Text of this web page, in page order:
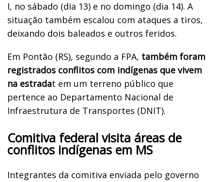
I, no sábado (dia 13) e no domingo (dia 14). A
situação também escalou com ataques a tiros,
deixando dois baleados e outros feridos.
Em Pontão (RS), segundo a FPA, também foram
registrados conflitos com indígenas que vivem
na estradat em um terreno público que
pertence ao Departamento Nacional de
Infraestrutura de Transportes (DNIT).
Comitiva federal visita áreas de
conflitos indígenas em MS
Integrantes da comitiva enviada pelo governo